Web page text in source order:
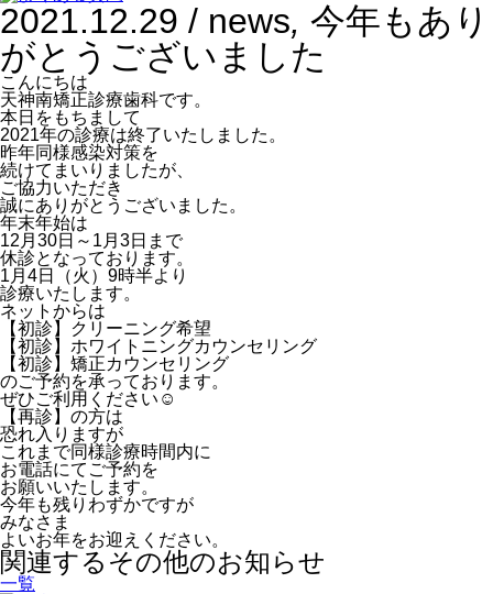
2021.12.29 / news, 今年もあり
がとうございました
こんにちは
天神南矯正診療歯科です。
本日をもちまして
2021年の診療は終了いたしました。
昨年同様感染対策を
続けてまいりましたが、
ご協力いただき
誠にありがとうございました。
年末年始は
12月30日～1月3日まで
休診となっております。
1月4日（火）9時半より
診療いたします。
ネットからは
【初診】クリーニング希望
【初診】ホワイトニングカウンセリング
【初診】矯正カウンセリング
のご予約を承っております。
ぜひご利用ください☺
【再診】の方は
恐れ入りますが
これまで同様診療時間内に
お電話にてご予約を
お願いいたします。
今年も残りわずかですが
みなさま
よいお年をお迎えください。
関連するその他のお知らせ
一覧